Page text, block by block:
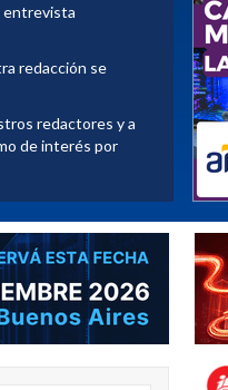
entrevista
redacción se
redactores y a
de interés por